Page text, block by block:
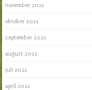
november 2021
oktober 2021
september 2021
august 2021
juli 2021
april 2021